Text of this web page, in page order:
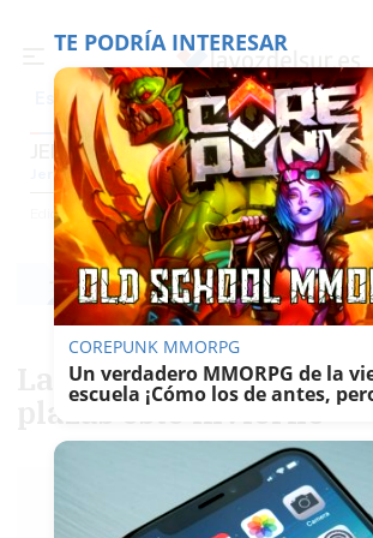
Es noticia Precio luz Padre Coraje
JEREZ
JerezProvincia CádizCádizSevillaMálagaHuelva
Ediciones Jerez
La Parra aumenta un
plazas este invierno
JORGE
MIRÓ
TE PODRÍA INTERESAR
COREPUNK MMORPG
Un verdadero MMORPG de la
escuela ¡Cómo los de antes,